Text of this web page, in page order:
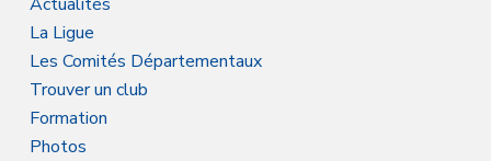
La Ligue
Les Comités Départementaux
Trouver un club
Formation
Photos